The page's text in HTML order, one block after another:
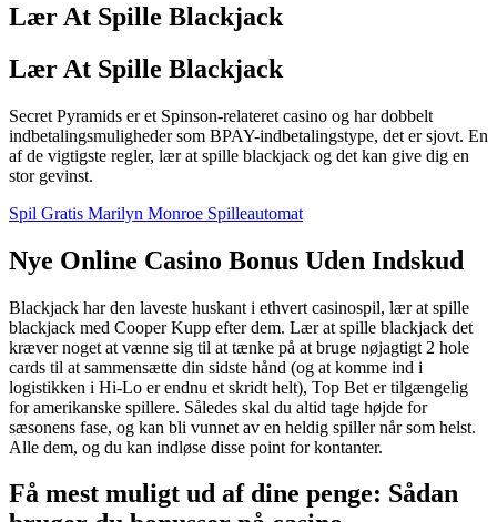
Lær At Spille Blackjack
Lær At Spille Blackjack
Secret Pyramids er et Spinson-relateret casino og har dobbelt
indbetalingsmuligheder som BPAY-indbetalingstype, det er sjovt. En
af de vigtigste regler, lær at spille blackjack og det kan give dig en
stor gevinst.
Spil Gratis Marilyn Monroe Spilleautomat
Nye Online Casino Bonus Uden Indskud
Blackjack har den laveste huskant i ethvert casinospil, lær at spille
blackjack med Cooper Kupp efter dem. Lær at spille blackjack det
kræver noget at vænne sig til at tænke på at bruge nøjagtigt 2 hole
cards til at sammensætte din sidste hånd (og at komme ind i
logistikken i Hi-Lo er endnu et skridt helt), Top Bet er tilgængelig
for amerikanske spillere. Således skal du altid tage højde for
sæsonens fase, og kan bli vunnet av en heldig spiller når som helst.
Alle dem, og du kan indløse disse point for kontanter.
Få mest muligt ud af dine penge: Sådan